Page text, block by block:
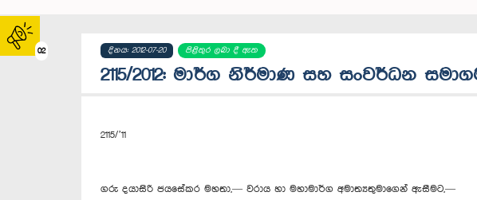
02 දිනය: 2012-07-20 පිළිතුර ලබා දී ඇත
2115/2012: මාර්ග නිර්මාණ සහ සංවර්ධන
2115/’11
ගරු දයාසිරි ජයසේකර මහතා,— වරාය හා මහාමාර්ග අමාත්‍යතුමාගෙන් ඇසීමට,—